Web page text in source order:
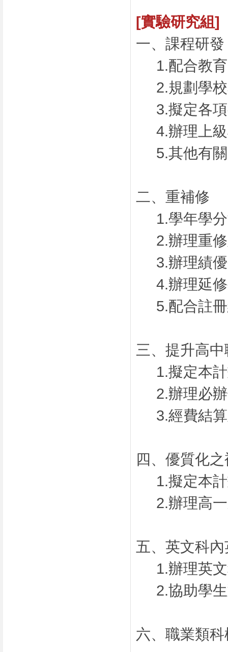
[實驗研究組]
一、課程研發
1.配合教
2.規劃學
3.擬定各
4.辦理上
5.其他有
二、重補修
1.學年學
2.辦理重
3.辦理績
4.辦理延
5.配合註
三、提升高
1.擬定本
2.辦理必
3.經費結
四、優質化
1.擬定本
2.辦理高
五、英文科
1.辦理英
2.協助學
六、職業類